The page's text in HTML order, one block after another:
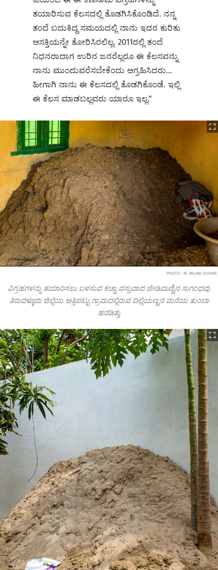
ತಯಾರಿಸುವ ಕೆಲಸದಲ್ಲಿ ತೊಡಗಿಸಿಕೊಂಡಿದೆ. ನನ್ನ
ತಂದೆ ಬದುಕಿದ್ದ ಸಮಯದಲ್ಲಿ ನಾನು ಇದರ ಕುರಿತು
ಆಸಕ್ತಿಯನ್ನೇ ತೋರಿಸಿರಲಿಲ್ಲ. 2011ರಲ್ಲಿ ತಂದೆ
ನಿಧನರಾದಾಗ ಉರಿನ ಜನರೆಲ್ಲರೂ ಈ ಕೆಲಸವನ್ನು
ನಾನು ಮುಂದುವರೆಸಬೇಕೆಂದು ಆಗ್ರಹಿಸಿದರು…
ಹೀಗಾಗಿ ನಾನು ಈ ಕೆಲಸದಲ್ಲಿ ತೊಡಗಿಕೊಂಡೆ. ಇಲ್ಲಿ
ಈ ಕೆಲಸ ಮಾಡಬಲ್ಲವರು ಯಾರೂ ಇಲ್ಲ.”
PHOTO • M. PALANI KUMAR
ವಿಗ್ರಹಗಳನ್ನು ತಯಾರಿಸಲು ಬಳಸುವ ಕಚ್ಚಾ ವಸ್ತುವಾದ ಜೇಡಿಮಣ್ಣಿನ ಸುಗಂಧವು
ತಿರುವಳ್ಳೂರು ಜಿಲ್ಲೆಯ ಅತ್ತಿಪಟ್ಟು ಗ್ರಾಮದಲ್ಲಿರುವ ದಿಲ್ಲಿಯಣ್ಣನ ಮನೆಯ ತುಂಬಾ
ಹರಡಿತ್ತು